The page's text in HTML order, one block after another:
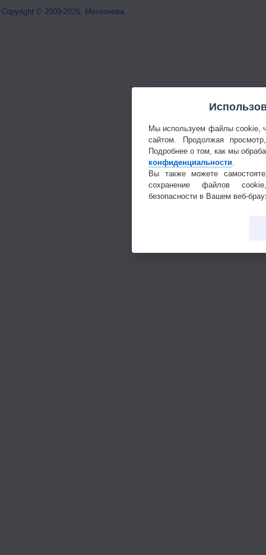
Copyright © 2009-2026, Метеонова
Мы используем файлы cookie,
сайтом. Продолжая
Подробнее о том, как мы
конфиденциальности
Вы также можете
сохранение файлов
безопасности в Вашем веб-